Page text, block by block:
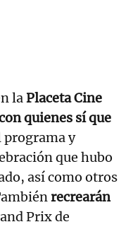
laPlaceta Cine
quienes sí que
y
que hubo
así como otros
recrearán
Prix de